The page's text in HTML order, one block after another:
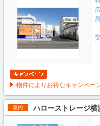
物件によりお得なキャンペー
屋内 ハローストレージ横